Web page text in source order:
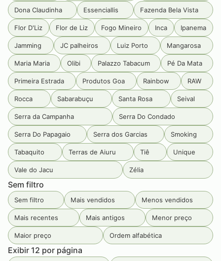
Dona Claudinha Essenciallis Fazenda Bela Vista
Flor D'Liz Flor de Liz Fogo Mineiro Inca Ipanema
Jamming JC palheiros Luiz Porto Mangarosa
Maria Maria Olibi Palazzo Tabacum Pé Da Mata
Primeira Estrada Produtos Goa Rainbow RAW
Rocca Sabarabuçu Santa Rosa Seival
Serra da Campanha Serra Do Condado
Serra Do Papagaio Serra dos Garcias Smoking
Tabaquito Terras de Aiuru Tiê Unique
Vale do Jacu Zélia
Sem filtro
Sem filtro Mais vendidos Menos vendidos
Mais recentes Mais antigos Menor preço
Maior preço Ordem alfabética
Exibir 12 por página